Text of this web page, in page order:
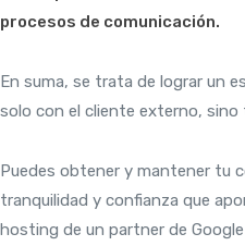
procesos de comunicación.
En suma, se trata de lograr un
solo con el cliente externo,
Puedes obtener y mantener tu
tranquilidad y confianza que
hosting de un partner de